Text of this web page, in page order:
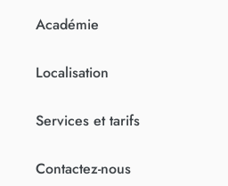
Académie
Localisation
Services et tarifs
Contactez-nous